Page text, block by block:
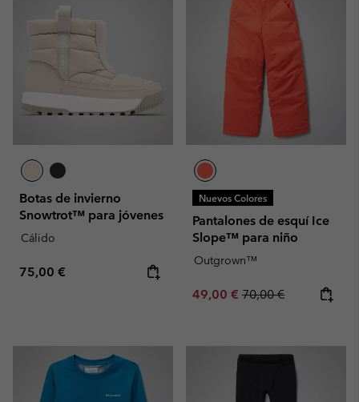
Botas de invierno
Snowtrot™ para jóvenes
Cálido
Regular price:
75,00 €
Nuevos Colores
Pantalones de esquí Ice
Slope™ para niño
Outgrown™
Sale price:
49,00 € Regular price:
70,00 €